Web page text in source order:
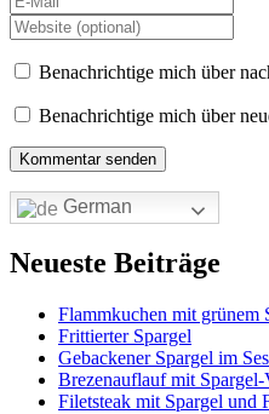
Benachrichtige mich über
Benachrichtige mich über
German
Neueste Beiträge
Flammkuchen mit grünem
Frittierter Spargel
Gebackener Spargel im
Brezenauflauf mit
Filetsteak mit Spargel und